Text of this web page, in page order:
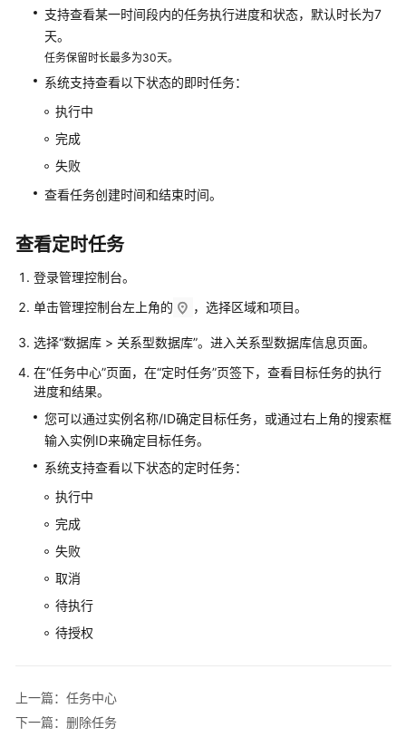
书
API
参
SDK
参
见
题
障
排
除
频
帮
品
更
档
支持查看某一时间段内的任务执行进度和状态，默认时长为7
天。
任务保留时长最多为30天。
系统支持查看以下状态的即时任务：
执行中
完成
失败
查看任务创建时间和结束时间。
查看定时任务
登录管理控制台。
单击管理控制台左上角的
，选择区域和项目。
选择“数据库 > 关系型数据库”。进入关系型数据库信息页面。
在“任务中心”页面，在“定时任务”页签下，查看目标任务的执行
进度和结果。
您可以通过实例名称/ID确定目标任务，或通过右上角的搜索框
输入实例ID来确定目标任务。
系统支持查看以下状态的定时任务：
执行中
完成
失败
取消
待执行
待授权
上一篇：任务中心
下一篇：删除任务